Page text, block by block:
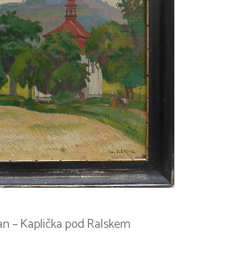
– Kaplička pod Ralskem